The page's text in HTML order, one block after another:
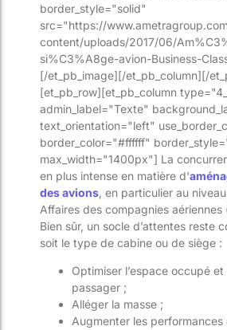
border_style="solid"
src="https://
content/uploads/2017/06/
si%C3%A8ge-avion-Business-
[/et_pb_image][/et_pb_column][/
[et_pb_row][et_pb_column
admin_label="Texte"
text_orientation="left"
border_color="#ffffff"
max_width="1400px"] La
en plus intense en matière d'
des avions , en particulier au
Affaires des compagnies aériennes
Bien sûr, un socle d’attentes reste
soit le type de cabine ou de siège :
Optimiser l’espace occupé
passager ;
Alléger la masse ;
Augmenter les